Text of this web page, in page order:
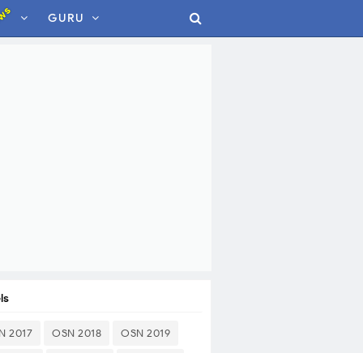
GURU
2017 OSN 2018 OSN 2019